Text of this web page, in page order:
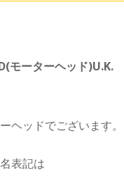
モーターヘッド)U.K.
ヘッドでございます。
表記は